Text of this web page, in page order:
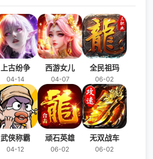
上古纷争
04-14
西游女儿
04-07
全民祖玛
06-02
武侠称霸
04-12
顽石英雄
06-02
无双战车
06-02